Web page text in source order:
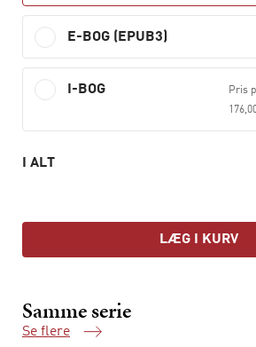
vise, hvordan man laver
skabe klarhed over sammenhænge
undersøgelsens forskellige dele.
E-BOG (EPUB3)
I-BOG Pris
I ALT
LÆG I KURV
Samme serie
Se flere
Samme serie